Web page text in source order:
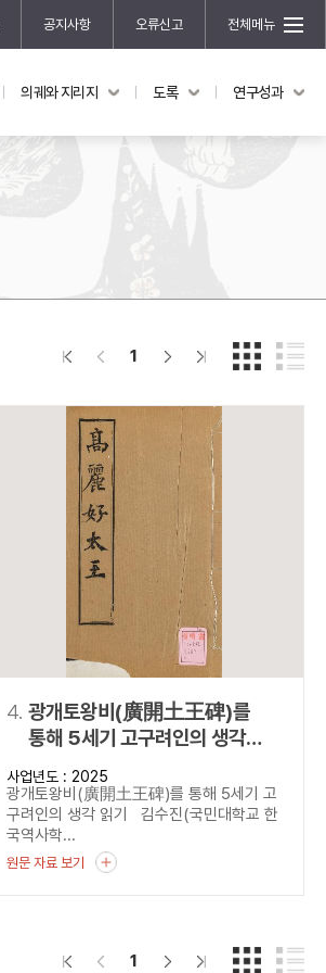
공지사항 오류신고 전체메뉴
연구성과
신진학자 초청 연구교류 사업
규장각-산기 연구비 지원 사업
기획연구
홍재 한국학 펠로십 프로그램
의궤와 지리지 도록 연구성과
1
4. 광개토왕비(廣開土王碑)를
통해 5세기 고구려인의 생각
읽기
사업년도 : 2025
광개토왕비(廣開土王碑)를 통해 5세기 고
구려인의 생각 읽기 김수진(국민대학교 한
국역사학...
원문 자료 보기
1